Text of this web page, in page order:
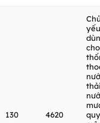
130 4620
yếu
quy